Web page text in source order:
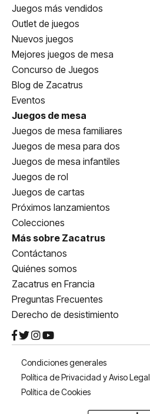
Juegos más vendidos
Outlet de juegos
Nuevos juegos
Mejores juegos de mesa
Concurso de Juegos
Blog de Zacatrus
Eventos
Juegos de mesa
Juegos de mesa familiares
Juegos de mesa para dos
Juegos de mesa infantiles
Juegos de rol
Juegos de cartas
Próximos lanzamientos
Colecciones
Más sobre Zacatrus
Contáctanos
Quiénes somos
Zacatrus en Francia
Preguntas Frecuentes
Derecho de desistimiento
Condiciones generales
Política de Privacidad y Aviso Legal
Política de Cookies